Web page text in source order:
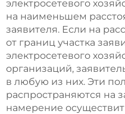
электросетевого
на наименьшем
заявителя. Если на
от границ участка
электросетевого
организаций,
в любую из них. Эти
распространяются на
намерение